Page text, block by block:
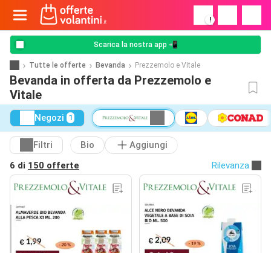
!
Scarica la nostra app 📲
Tutte le offerte Bevanda Prezzemolo e Vitale
Bevanda in offerta da Prezzemolo e
Vitale
Negozi 1
Filtri Bio
Aggiungi
6 di 150 offerte Rilevanza